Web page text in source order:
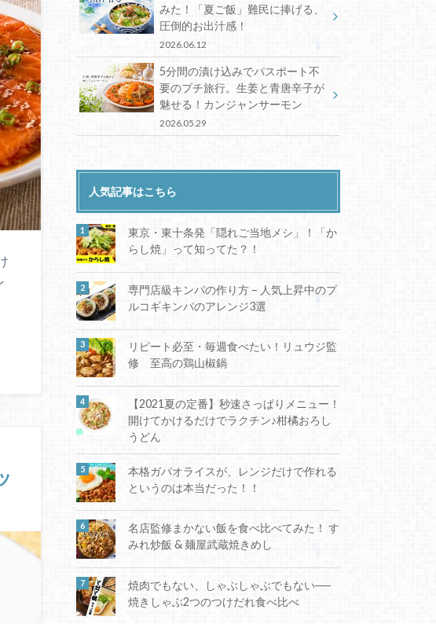
みた！「夏ご飯」難民に捧げる、
圧倒的お出汁感！
2026.06.12
5分間の漬け込みでパスポート不
要のプチ旅行。生姜と青唐辛子が
魅せる！カンジャンサーモン
2026.05.29
人気記事はこちら
東京・東十条発「隠れご当地メシ」！「か
らし焼」って知ってた？！
専門店級キンパの作り方 – 人気上昇中のプ
ルコギキンパのアレンジ3選
リピート必至・毎週食べたい！リュウジ監
修 至高の鶏山椒鍋
【2021夏の定番】秒速さっぱりメニュー！
開けてかけるだけでラクチン♪柑橘おろし
うどん
本格ガパオライスが、レンジだけで作れる
というのは本当だった！！
名店監修まかない飯を食べ比べてみた！ す
みれ炒飯 & 麺屋武蔵焼きめし
焼肉でもない、しゃぶしゃぶでもない──
焼きしゃぶ2つのつけだれ食べ比べ